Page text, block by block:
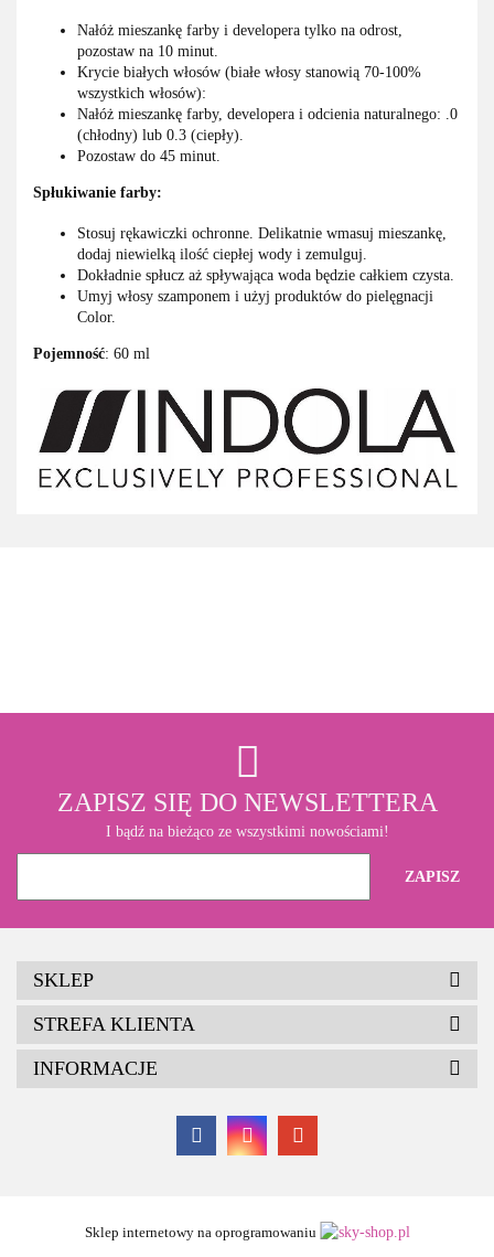
Nałóż mieszankę farby i developera tylko na odrost,
pozostaw na 10 minut.
Krycie białych włosów (białe włosy stanowią 70-100%
wszystkich włosów):
Nałóż mieszankę farby, developera i odcienia naturalnego: .0
(chłodny) lub 0.3 (ciepły).
Pozostaw do 45 minut.
Spłukiwanie farby:
Stosuj rękawiczki ochronne. Delikatnie wmasuj mieszankę,
dodaj niewielką ilość ciepłej wody i zemulguj.
Dokładnie spłucz aż spływająca woda będzie całkiem czysta.
Umyj włosy szamponem i użyj produktów do pielęgnacji
Color.
Pojemność: 60 ml
ZAPISZ SIĘ DO NEWSLETTERA
I bądź na bieżąco ze wszystkimi nowościami!
SKLEP
STREFA KLIENTA
INFORMACJE
Sklep internetowy na oprogramowaniu